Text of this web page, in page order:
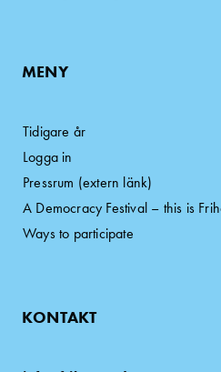
MENY
Tidigare år
Logga in
Pressrum (extern länk)
A Democracy Festival – this is
Ways to participate
KONTAKT